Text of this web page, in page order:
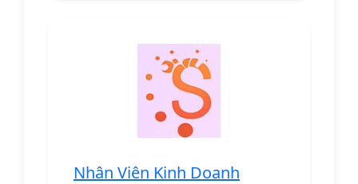
Nhân Viên Kinh Doanh